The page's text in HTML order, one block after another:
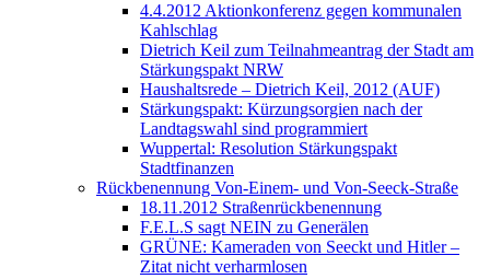
4.4.2012 Aktionkonferenz gegen kommunalen
Kahlschlag
Dietrich Keil zum Teilnahmeantrag der Stadt am
Stärkungspakt NRW
Haushaltsrede – Dietrich Keil, 2012 (AUF)
Stärkungspakt: Kürzungsorgien nach der
Landtagswahl sind programmiert
Wuppertal: Resolution Stärkungspakt
Stadtfinanzen
Rückbenennung Von-Einem- und Von-Seeck-Straße
18.11.2012 Straßenrückbenennung
F.E.L.S sagt NEIN zu Generälen
GRÜNE: Kameraden von Seeckt und Hitler –
Zitat nicht verharmlosen